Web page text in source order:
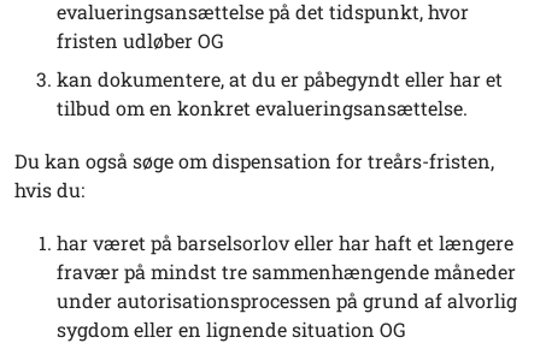
evalueringsansættelse på det tidspunkt, hvor
fristen udløber OG
kan dokumentere, at du er påbegyndt eller har et
tilbud om en konkret evalueringsansættelse.
Du kan også søge om dispensation for treårs-fristen,
hvis du:
har været på barselsorlov eller har haft et længere
fravær på mindst tre sammenhængende måneder
under autorisationsprocessen på grund af alvorlig
sygdom eller en lignende situation OG